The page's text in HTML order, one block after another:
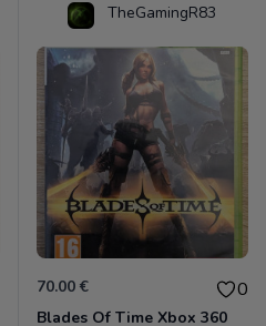
TheGamingR83
70.00 € 0
Blades Of Time Xbox 360